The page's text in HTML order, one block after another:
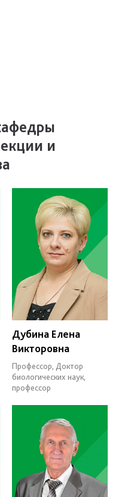
и
Дубина Елена
Викторовна
Профессор, Доктор
биологических наук,
профессор